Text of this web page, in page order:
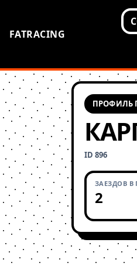
FATRACING
ПРОФИЛЬ
ID 896
ЗАЕЗДОВ В
2